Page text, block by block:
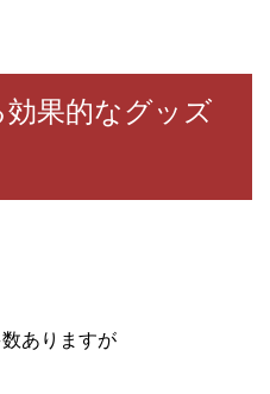
果的なグッズ
ありますが